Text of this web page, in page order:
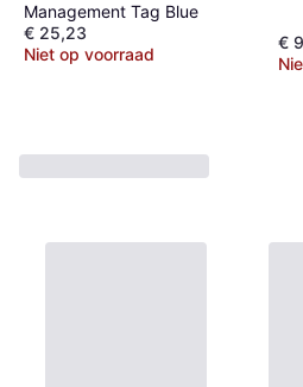
Management Tag Blue
€ 25,23
Niet op voorraad
€ 9